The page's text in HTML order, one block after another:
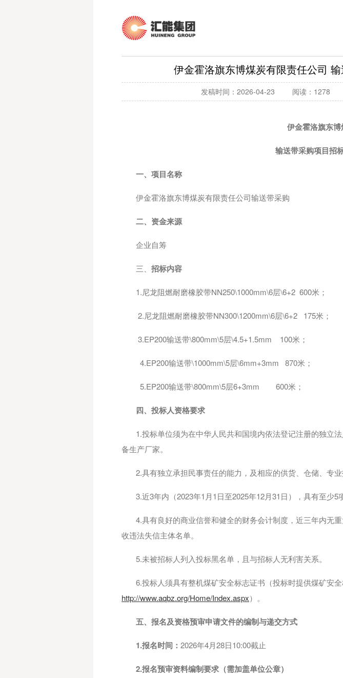
伊金霍洛旗东博煤炭有限责任公司
发稿时间：2026-04-23 阅读：1278
伊金霍洛旗东
输送带采购项目招
一、项目名称
伊金霍洛旗东博煤炭有限责任公司输送带采购
二、资金来源
企业自筹
三、 招标内容
1.尼龙阻燃耐磨橡胶带NN250\1000mm\6层\6+2 600米；
2.尼龙阻燃耐磨橡胶带NN300\1200mm\6层\6+2 175米；
3.EP200输送带\800mm\5层\4.5+1.5mm 100米；
4.EP200输送带\1000mm\5层\6mm+3mm 870米；
5.EP200输送带\800mm\5层6+3mm 600米；
四、投标人资格要求
1.投标单位须为在中华人民共和国境内依法登记注册的独立
备生产厂家。
2.具有独立承担民事责任的能力，及相应的供货、仓储、专业
3.近3年内（2023年1月1日至2025年12月31日），具有至少
4.具有良好的商业信誉和健全的财务会计制度，近三年内无
收违法失信主体名单。
5.未被招标人列入投标黑名单，且与招标人无利害关系。
6.投标人须具有整机煤矿安全标志证书（投标时提供煤矿安
http://www.aqbz.org/Home/Index.aspx）。
五、报名及资格预审申请文件的编制与递交方式
1.报名时间： 2026年4月28日10:00截止
2.报名预审资料编制要求（需加盖单位公章）